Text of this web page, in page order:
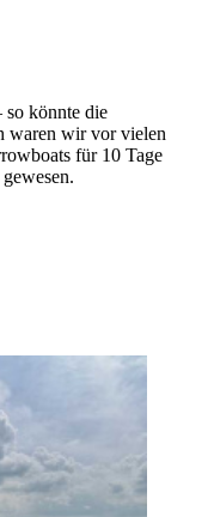
könnte die
waren wir vor vielen
für 10 Tage